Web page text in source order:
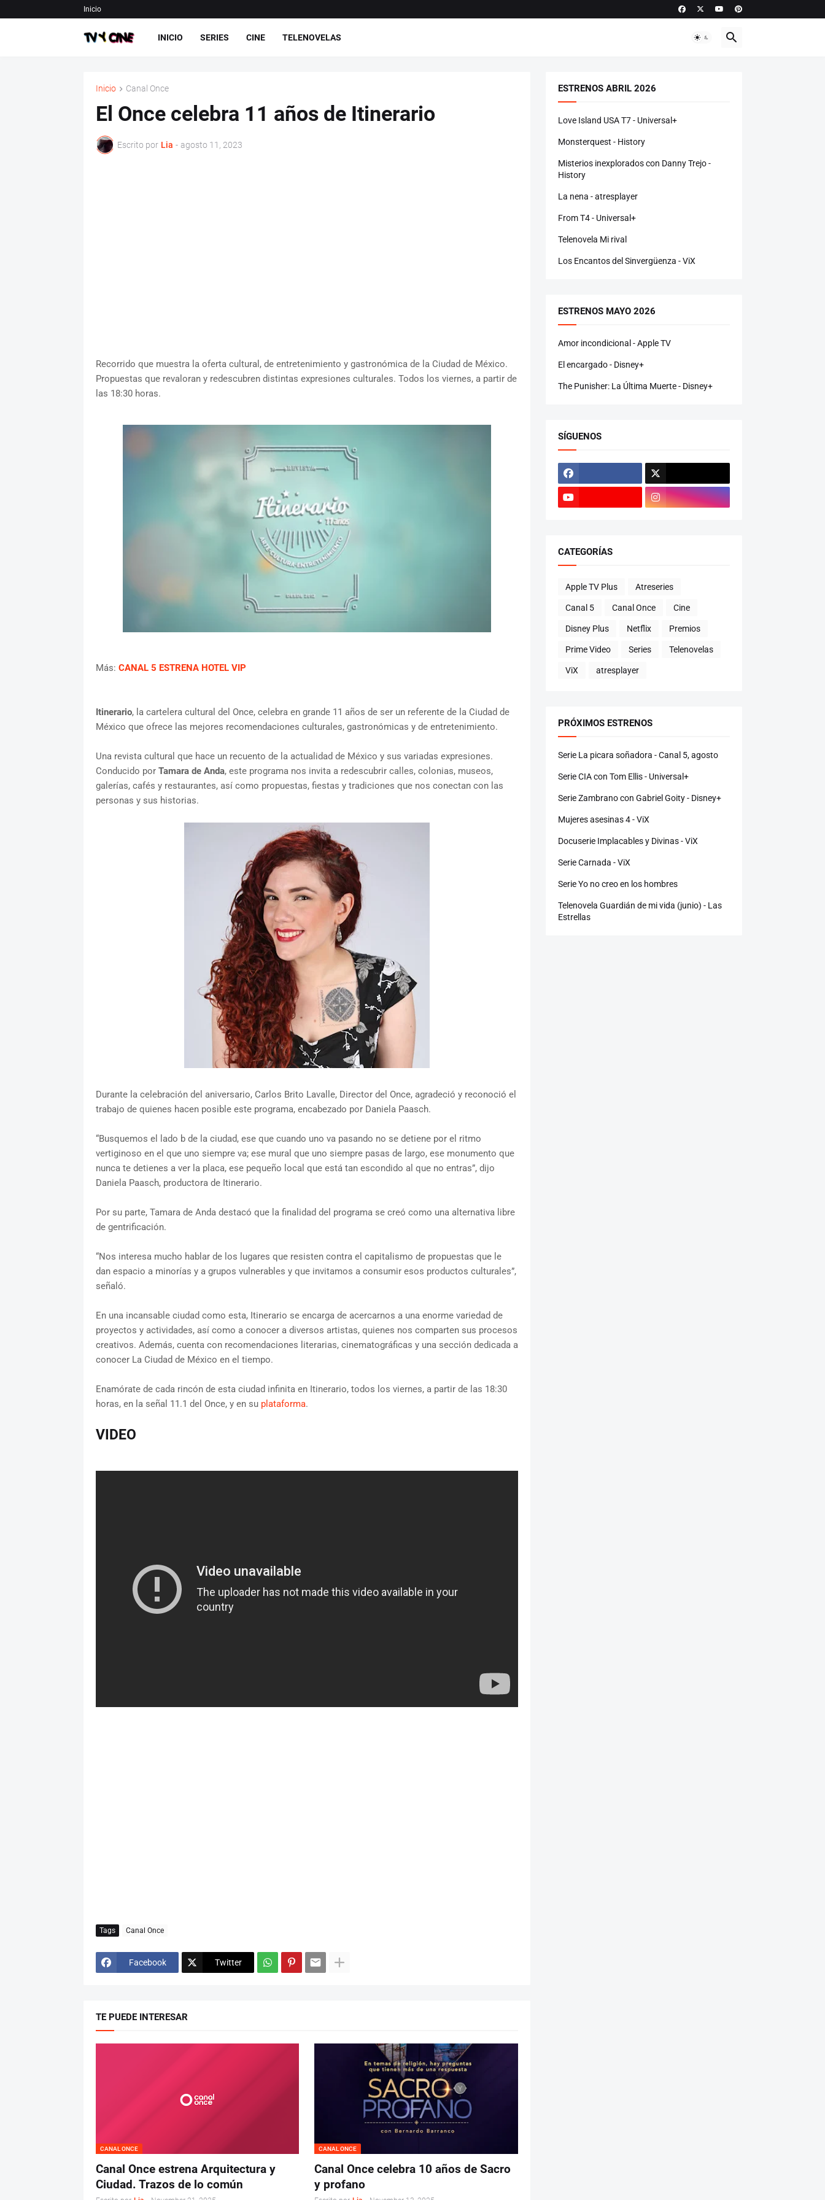
Inicio
INICIO SERIES CINE TELENOVELAS
Inicio Canal Once
El Once celebra 11 años de Itinerario
Escrito por Lia - agosto 11, 2023
Recorrido que muestra la oferta cultural, de entretenimiento y gastronómica de la Ciudad de México.
Propuestas que revaloran y redescubren distintas expresiones culturales. Todos los viernes, a partir de
las 18:30 horas.
Más: CANAL 5 ESTRENA HOTEL VIP
Itinerario, la cartelera cultural del Once, celebra en grande 11 años de ser un referente de la Ciudad de
México que ofrece las mejores recomendaciones culturales, gastronómicas y de entretenimiento.
Una revista cultural que hace un recuento de la actualidad de México y sus variadas expresiones.
Conducido por Tamara de Anda, este programa nos invita a redescubrir calles, colonias, museos,
galerías, cafés y restaurantes, así como propuestas, fiestas y tradiciones que nos conectan con las
personas y sus historias.
Durante la celebración del aniversario, Carlos Brito Lavalle, Director del Once, agradeció y reconoció el
trabajo de quienes hacen posible este programa, encabezado por Daniela Paasch.
“Busquemos el lado b de la ciudad, ese que cuando uno va pasando no se detiene por el ritmo
vertiginoso en el que uno siempre va; ese mural que uno siempre pasas de largo, ese monumento que
nunca te detienes a ver la placa, ese pequeño local que está tan escondido al que no entras”, dijo
Daniela Paasch, productora de Itinerario.
Por su parte, Tamara de Anda destacó que la finalidad del programa se creó como una alternativa libre
de gentrificación.
“Nos interesa mucho hablar de los lugares que resisten contra el capitalismo de propuestas que le
dan espacio a minorías y a grupos vulnerables y que invitamos a consumir esos productos culturales”,
señaló.
En una incansable ciudad como esta, Itinerario se encarga de acercarnos a una enorme variedad de
proyectos y actividades, así como a conocer a diversos artistas, quienes nos comparten sus procesos
creativos. Además, cuenta con recomendaciones literarias, cinematográficas y una sección dedicada a
conocer La Ciudad de México en el tiempo.
Enamórate de cada rincón de esta ciudad infinita en Itinerario, todos los viernes, a partir de las 18:30
horas, en la señal 11.1 del Once, y en su plataforma.
VIDEO
Tags Canal Once
Facebook Twitter
TE PUEDE INTERESAR
CANAL ONCE
Canal Once estrena Arquitectura y
Ciudad. Trazos de lo común
CANAL ONCE
Canal Once celebra 10 años de Sacro
y profano
ESTRENOS ABRIL 2026
Love Island USA T7 - Universal+
Monsterquest - History
Misterios inexplorados con Danny Trejo -
History
La nena - atresplayer
From T4 - Universal+
Telenovela Mi rival
Los Encantos del Sinvergüenza - ViX
ESTRENOS MAYO 2026
Amor incondicional - Apple TV
El encargado - Disney+
The Punisher: La Última Muerte - Disney+
SÍGUENOS
CATEGORÍAS
Apple TV Plus Atreseries
Canal 5 Canal Once Cine
Disney Plus Netflix Premios
Prime Video Series Telenovelas
ViX atresplayer
PRÓXIMOS ESTRENOS
Serie La picara soñadora - Canal 5, agosto
Serie CIA con Tom Ellis - Universal+
Serie Zambrano con Gabriel Goity - Disney+
Mujeres asesinas 4 - ViX
Docuserie Implacables y Divinas - ViX
Serie Carnada - ViX
Serie Yo no creo en los hombres
Telenovela Guardián de mi vida (junio) - Las
Estrellas